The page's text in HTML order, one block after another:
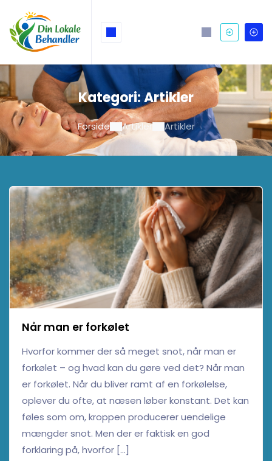
Kategori:Artikler
Forside Artikler Artikler
Når man er forkølet
Hvorfor kommer der så meget snot, når man er
forkølet – og hvad kan du gøre ved det? Når man
er forkølet. Når du bliver ramt af en forkølelse,
oplever du ofte, at næsen løber konstant. Det kan
føles som om, kroppen producerer uendelige
mængder snot. Men der er faktisk en god
forklaring på, hvorfor […]